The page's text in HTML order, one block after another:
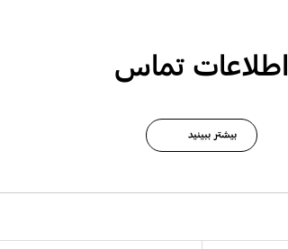
اطلاعات تماس
بیشتر ببینید